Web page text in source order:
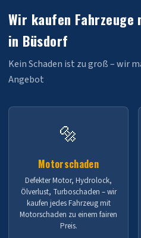
Wir kaufen Fahrzeuge
in Büsdorf
Kein Schaden ist zu groß – wir
Angebot
🔩
Motorschaden
Defekter Motor, Hydrolock,
Ölverlust, Turboschaden – wir
kaufen jedes Fahrzeug mit
Motorschaden zu einem fairen
Preis.